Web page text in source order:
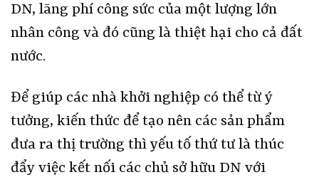
DN, lãng phí công sức của một lượng lớn
nhân công và đó cũng là thiệt hại cho cả đất
nước.
Để giúp các nhà khởi nghiệp có thể từ ý
tưởng, kiến thức để tạo nên các sản phẩm
đưa ra thị trường thì yếu tố thứ tư là thúc
đẩy việc kết nối các chủ sở hữu DN với